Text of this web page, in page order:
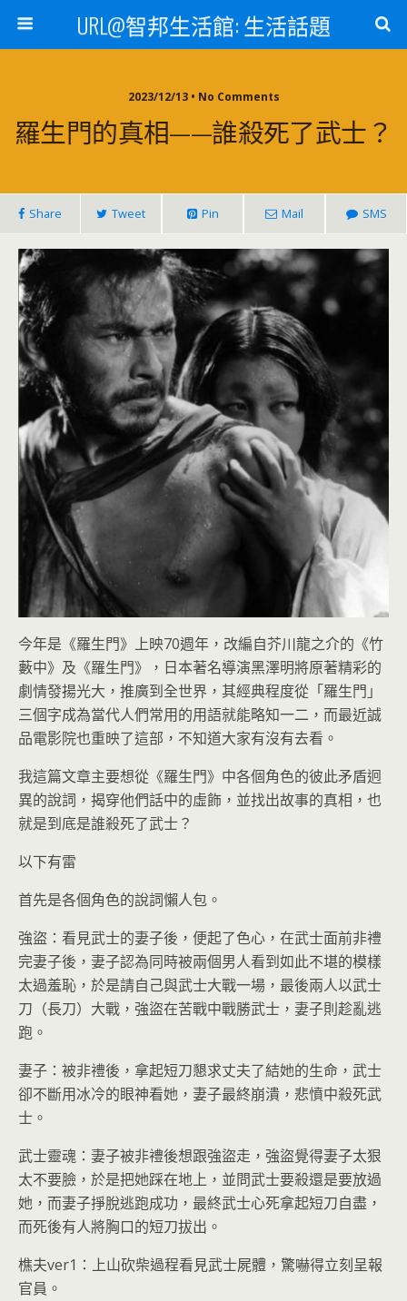
URL@智邦生活館: 生活話題
2023/12/13 • No Comments
羅生門的真相——誰殺死了武士？
Share Tweet Pin Mail SMS
今年是《羅生門》上映70週年，改編自芥川龍之介的《竹
藪中》及《羅生門》，日本著名導演黑澤明將原著精彩的
劇情發揚光大，推廣到全世界，其經典程度從「羅生門」
三個字成為當代人們常用的用語就能略知一二，而最近誠
品電影院也重映了這部，不知道大家有沒有去看。
我這篇文章主要想從《羅生門》中各個角色的彼此矛盾迥
異的說詞，揭穿他們話中的虛飾，並找出故事的真相，也
就是到底是誰殺死了武士？
以下有雷
首先是各個角色的說詞懶人包。
強盜：看見武士的妻子後，便起了色心，在武士面前非禮
完妻子後，妻子認為同時被兩個男人看到如此不堪的模樣
太過羞恥，於是請自己與武士大戰一場，最後兩人以武士
刀（長刀）大戰，強盜在苦戰中戰勝武士，妻子則趁亂逃
跑。
妻子：被非禮後，拿起短刀懇求丈夫了結她的生命，武士
卻不斷用冰冷的眼神看她，妻子最終崩潰，悲憤中殺死武
士。
武士靈魂：妻子被非禮後想跟強盜走，強盜覺得妻子太狠
太不要臉，於是把她踩在地上，並問武士要殺還是要放過
她，而妻子掙脫逃跑成功，最終武士心死拿起短刀自盡，
而死後有人將胸口的短刀拔出。
樵夫ver1：上山砍柴過程看見武士屍體，驚嚇得立刻呈報
官員。